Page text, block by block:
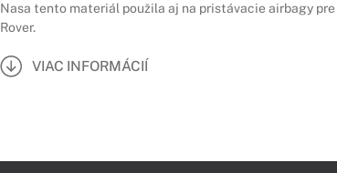
Nasa tento materiál použila aj na pristávacie airbagy
Rover.
VIAC INFORMÁCIÍ